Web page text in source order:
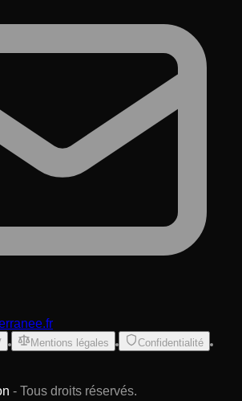
Mentions légales
Confidentialité
- Tous droits réservés.